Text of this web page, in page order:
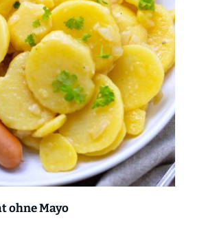
ohne Mayo